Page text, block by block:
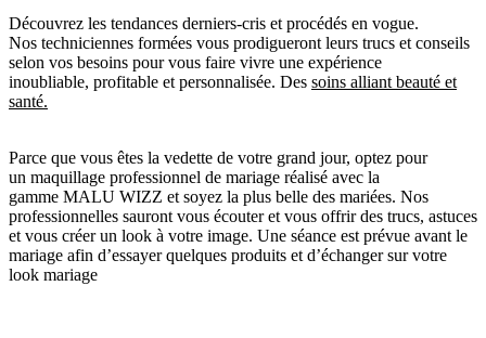
Découvrez les tendances derniers-cris et procédés en vogue.
Nos techniciennes formées vous prodigueront leurs trucs et conseils
selon vos besoins pour vous faire vivre une expérience
inoubliable, profitable et personnalisée. Des soins alliant beauté et
santé.
Parce que vous êtes la vedette de votre grand jour, optez pour
un maquillage professionnel de mariage réalisé avec la
gamme MALU WIZZ et soyez la plus belle des mariées. Nos
professionnelles sauront vous écouter et vous offrir des trucs, astuces
et vous créer un look à votre image. Une séance est prévue avant le
mariage afin d’essayer quelques produits et d’échanger sur votre
look mariage